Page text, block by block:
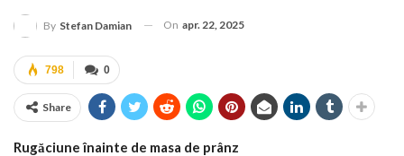
By Stefan Damian On apr. 22, 2025
0
798
Share
Rugăciune înainte de masa de prânz